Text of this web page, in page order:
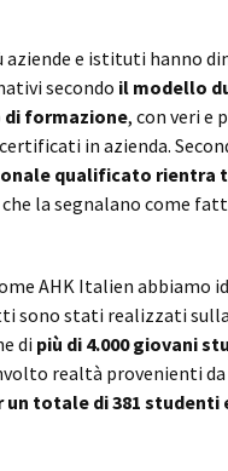
e istituti hanno
secondo il modello
di formazione, con veri
in azienda.
qualificato rientra
la segnalano come
AHK Italien
sono stati realizzati
di più di 4.000 giovani
realtà provenienti
un totale di 381